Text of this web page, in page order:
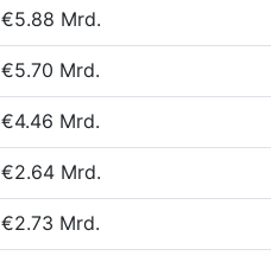
€5.88 Mrd.
€5.70 Mrd.
€4.46 Mrd.
€2.64 Mrd.
€2.73 Mrd.